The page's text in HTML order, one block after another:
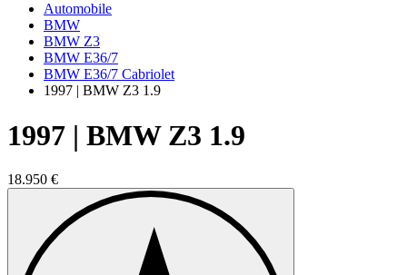
Automobile
BMW
BMW Z3
BMW E36/7
BMW E36/7 Cabriolet
1997 | BMW Z3 1.9
1997 | BMW Z3 1.9
18.950 €